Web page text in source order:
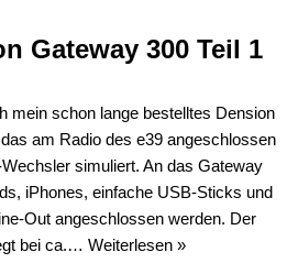
Gateway 300 Teil 1
mein schon lange bestelltes Dension
am Radio des e39 angeschlossen
simuliert. An das Gateway
iPhones, einfache USB-Sticks und
Out angeschlossen werden. Der
bei ca.… Weiterlesen »